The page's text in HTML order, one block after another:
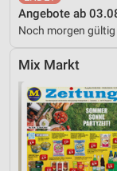
Angebote ab
Noch morgen gültig
Mix Markt
personalisierter
Erstellung von
Verwendung von
personalisierter
Messung der
Messung der